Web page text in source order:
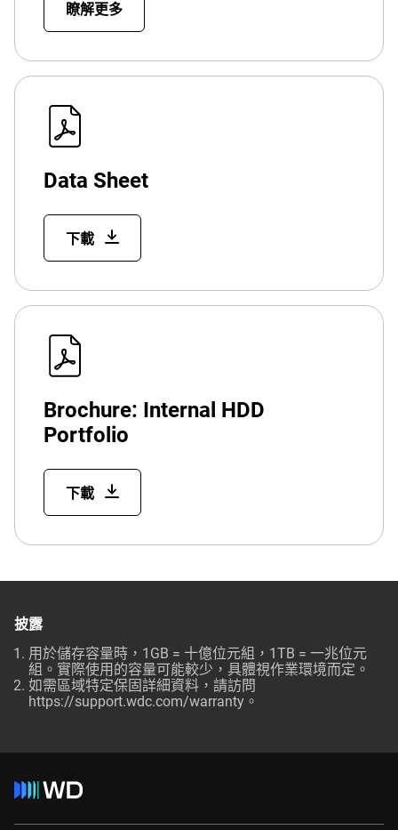
瞭解更多
Data Sheet
下載
Brochure: Internal HDD
Portfolio
下載
披露
用於儲存容量時，1GB = 十億位元組，1TB = 一兆位元
組。實際使用的容量可能較少，具體視作業環境而定。
如需區域特定保固詳細資料，請訪問
https://support.wdc.com/warranty 。